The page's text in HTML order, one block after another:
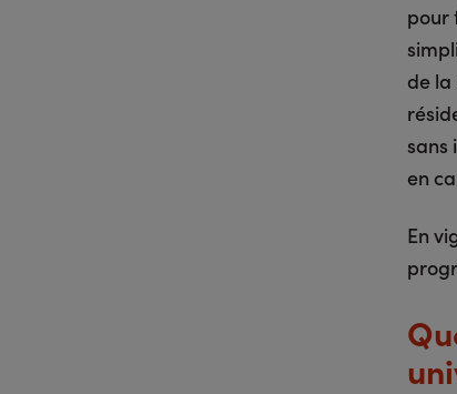
pour
de la
sans
en
En